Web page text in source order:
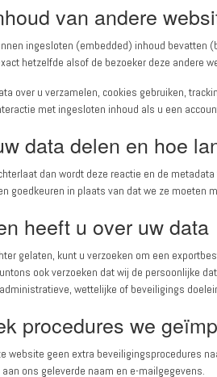
van andere
ingesloten (embedded) inhoud bevatten
hetzelfde alsof de bezoeker deze andere
over u verzamelen, cookies gebruiken,
met ingesloten inhoud als u een
data delen en hoe
dan wordt deze reactie en de
goedkeuren in plaats van dat we ze moeten
heeft u over uw data
gelaten, kunt u verzoeken om een
ook verzoeken dat wij de persoonlijke
wettelijke of beveiligings
procedures we
website geen extra beveiligingsprocedures
ons geleverde naam en e-mailgegevens.